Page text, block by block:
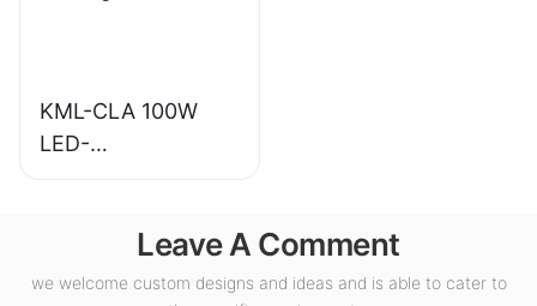
KML-CLA 100W
LED-
baldakinbelysning
områder såsom
tankstationer og
Leave A Comment
we welcome custom designs and ideas and is able to cater to